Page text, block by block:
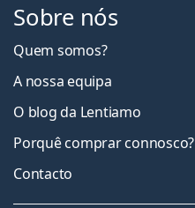
Sobre nós
Quem somos?
A nossa equipa
O blog da Lentiamo
Porquê comprar connosco?
Contacto